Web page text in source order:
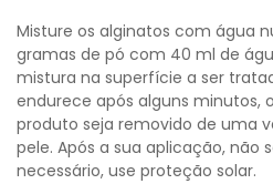
Misture os alginatos com água
gramas de pó com 40 ml de
mistura na superfície a ser
endurece após alguns minutos,
produto seja removido de uma
pele. Após a sua aplicação, não
necessário, use proteção solar.